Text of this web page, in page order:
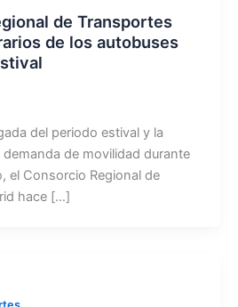
de Transportes
de los autobuses
del periodo estival y la
demanda de movilidad durante
el Consorcio Regional de
hace […]